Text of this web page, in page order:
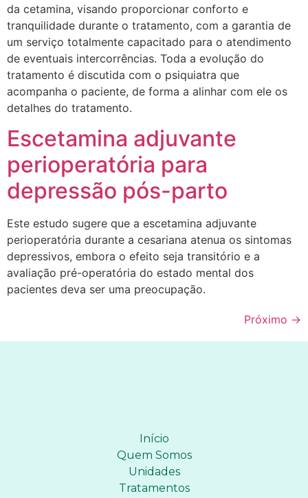
da cetamina, visando proporcionar conforto e
tranquilidade durante o tratamento, com a garantia de
um serviço totalmente capacitado para o atendimento
de eventuais intercorrências. Toda a evolução do
tratamento é discutida com o psiquiatra que
acompanha o paciente, de forma a alinhar com ele os
detalhes do tratamento.
Escetamina adjuvante
perioperatória para
depressão pós-parto
Este estudo sugere que a escetamina adjuvante
perioperatória durante a cesariana atenua os sintomas
depressivos, embora o efeito seja transitório e a
avaliação pré-operatória do estado mental dos
pacientes deva ser uma preocupação.
Próximo →
Início
Quem Somos
Unidades
Tratamentos